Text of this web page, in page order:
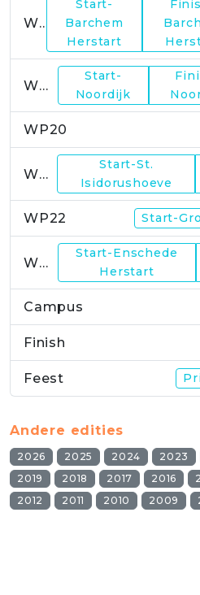
WP17
Start-
Barchem
Herstart
WP19
Start-
Noordijk
WP20
WP21
Start-St.
Isidorushoeve
WP22 Start-
WP23
Start-Enschede
Herstart
Campus
Finish
Feest
Andere edities
2026 2025 2024 2023
2019
2018 2017 2016
2012
2011 2010 2009